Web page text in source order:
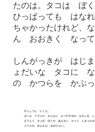
たのは。タコは ぼ
ひっぱっても はな
ちゃかったけれど、
ん おおきく なっ
しんがっきが はじ
ょだいな タコに
の かつらを かぶっ